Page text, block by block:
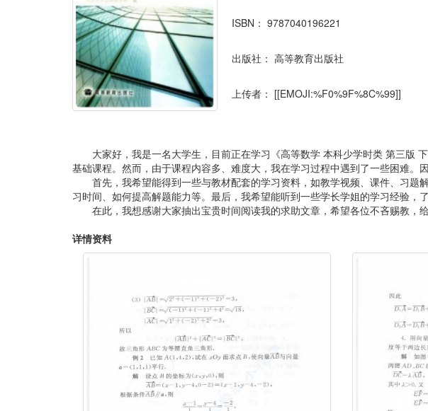
ISBN： 9787040196221
出版社： 高等教育出版社
上传者： [[EMOJI:%F0%9F%8C%99]]
大家好，我是一名大学生，目前正在学习《高等数学 本科少学时类 第三版
基础课程。然而，由于课程内容多、难度大，我在学习过程中遇到了一些困难。
首先，我希望能得到一些与教材配套的学习资料，如教学视频、课件、习
习时间、如何提高解题能力等。最后，我希望能听到一些学长学姐的学习经验，
在此，我想感谢大家抽出宝贵时间阅读我的求助文章，希望各位不吝赐教，
详情资料